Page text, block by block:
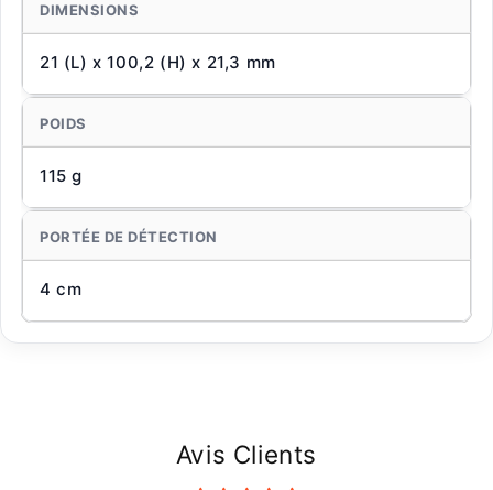
DIMENSIONS
21 (L) x 100,2 (H) x 21,3 mm
POIDS
115 g
PORTÉE DE DÉTECTION
4 cm
Avis Clients